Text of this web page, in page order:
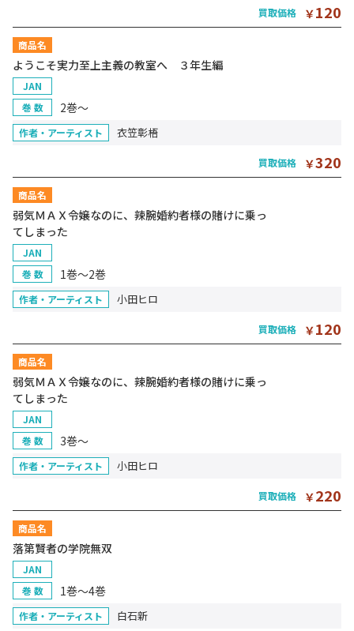
買取価格 ￥120
商品名
ようこそ実力至上主義の教室へ ３年生編
JAN
巻 数
2巻～
作者・アーティスト 衣笠彰梧
買取価格 ￥320
商品名
弱気ＭＡＸ令嬢なのに、辣腕婚約者様の賭けに乗っ
てしまった
JAN
巻 数
1巻～2巻
作者・アーティスト 小田ヒロ
買取価格 ￥120
商品名
弱気ＭＡＸ令嬢なのに、辣腕婚約者様の賭けに乗っ
てしまった
JAN
巻 数
3巻～
作者・アーティスト 小田ヒロ
買取価格 ￥220
商品名
落第賢者の学院無双
JAN
巻 数
1巻～4巻
作者・アーティスト 白石新